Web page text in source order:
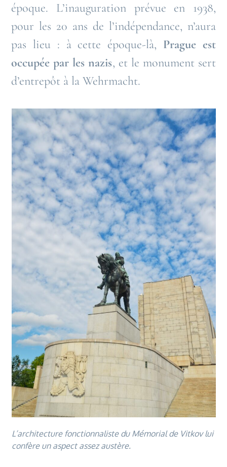
époque. L’inauguration prévue en 1938,
pour les 20 ans de l’indépendance, n’aura
pas lieu : à cette époque-là, Prague est
occupée par les nazis, et le monument sert
d’entrepôt à la Wehrmacht.
L’architecture fonctionnaliste du Mémorial de Vitkov lui
confère un aspect assez austère.